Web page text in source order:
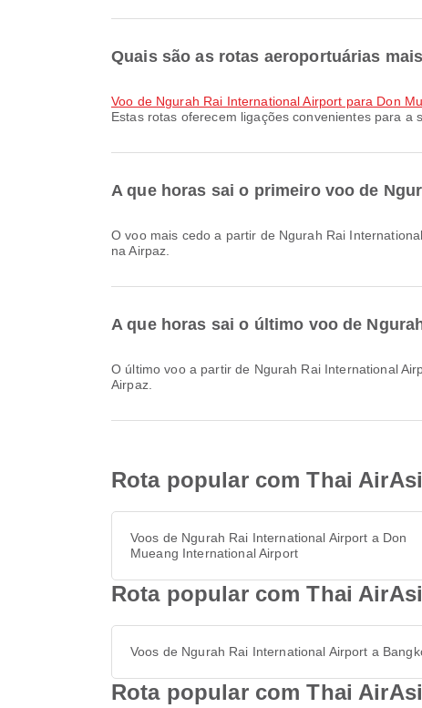
Quais são as rotas aeroportuárias
voo de Ngurah Rai International Airport para Don
Estas rotas oferecem ligações convenientes para a
A que horas sai o primeiro voo de
O voo mais cedo a partir de Ngurah Rai International Airport com a Thai AirAsia parte às 11:55. Pode consultar este horário e comparar outras opções de voo disponíveis
na Airpaz.
A que horas sai o último voo de
O último voo a partir de Ngurah Rai International Airport com a Thai AirAsia parte às 12:10. Pode consultar este horário e comparar outras opções de voo disponíveis na
Airpaz.
Rota popular com Thai
Voos de Ngurah Rai International Airport a Don
Mueang International Airport
Rota popular com Thai
Voos de Ngurah Rai International Airport a
Rota popular com Thai